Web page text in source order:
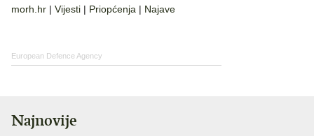
morh.hr | Vijesti | Priopćenja | Najave
European Defence Agency
Najnovije